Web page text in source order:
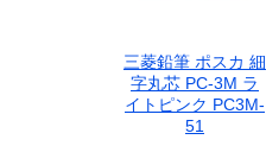
三菱鉛筆 ポスカ 細
字丸芯 PC-3M ラ
イトピンク PC3M-
51